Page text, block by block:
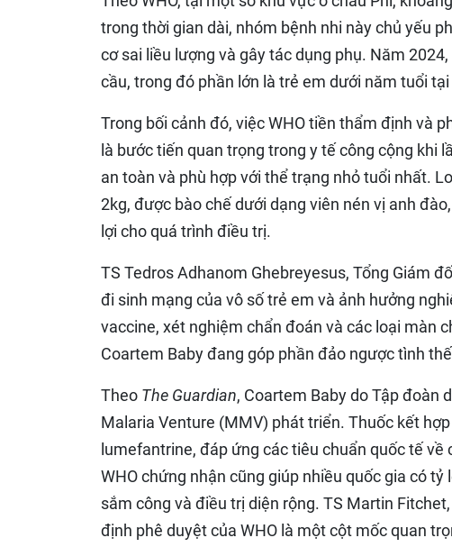
trong thời gian dài, nhóm bệnh nhi này chủ yếu
cơ sai liều lượng và gây tác dụng phụ. Năm
cầu, trong đó phần lớn là trẻ em dưới năm tuổi
Trong bối cảnh đó, việc WHO tiền thẩm định và
là bước tiến quan trọng trong y tế công cộng khi
an toàn và phù hợp với thể trạng nhỏ tuổi nhất.
2kg, được bào chế dưới dạng viên nén vị anh
lợi cho quá trình điều trị.
TS Tedros Adhanom Ghebreyesus, Tổng Giám
đi sinh mạng của vô số trẻ em và ảnh hưởng
vaccine, xét nghiệm chẩn đoán và các loại màn
Coartem Baby đang góp phần đảo ngược tình
Theo The Guardian, Coartem Baby do Tập đoàn
Malaria Venture (MMV) phát triển. Thuốc kết
lumefantrine, đáp ứng các tiêu chuẩn quốc tế
WHO chứng nhận cũng giúp nhiều quốc gia có
sắm công và điều trị diện rộng. TS Martin
định phê duyệt của WHO là một cột mốc quan